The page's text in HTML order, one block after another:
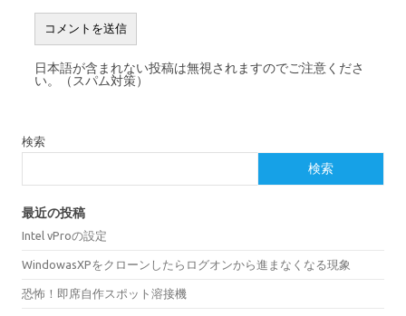
日本語が含まれない投稿は無視されますのでご注意くださ
い。（スパム対策）
検索
検索
最近の投稿
Intel vProの設定
WindowasXPをクローンしたらログオンから進まなくなる現象
恐怖！即席自作スポット溶接機